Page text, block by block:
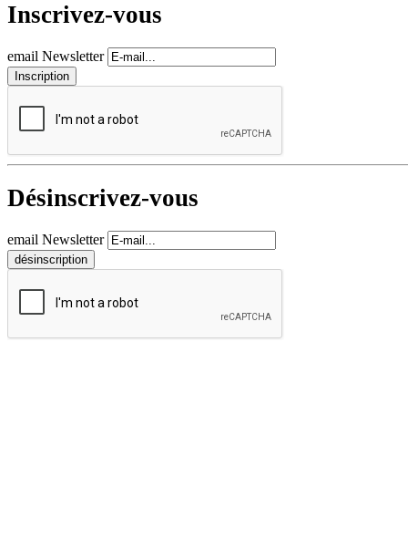
Inscrivez-vous
email Newsletter
Désinscrivez-vous
email Newsletter